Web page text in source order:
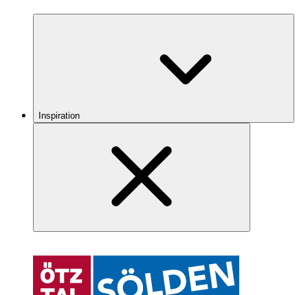
Inspiration